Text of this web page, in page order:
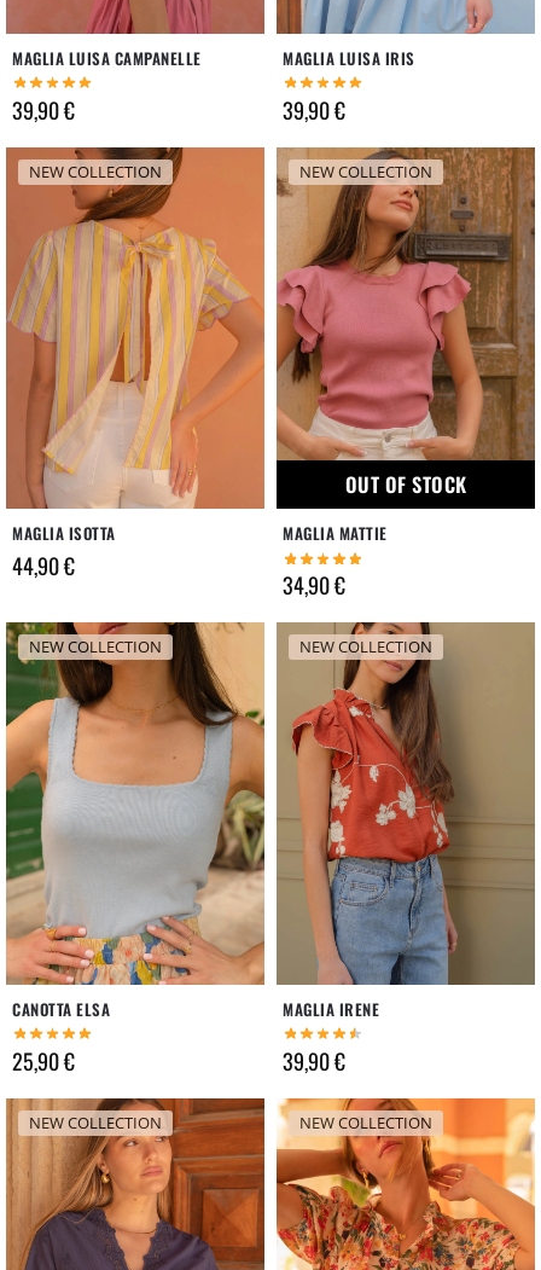
MAGLIA LUISA CAMPANELLE
39,90€
MAGLIA LUISA IRIS
39,90€
NEW COLLECTION
MAGLIA ISOTTA
44,90€
NEW COLLECTION
OUT OF STOCK
MAGLIA MATTIE
34,90€
NEW COLLECTION
CANOTTA ELSA
25,90€
NEW COLLECTION
MAGLIA IRENE
39,90€
NEW COLLECTION NEW COLLECTION